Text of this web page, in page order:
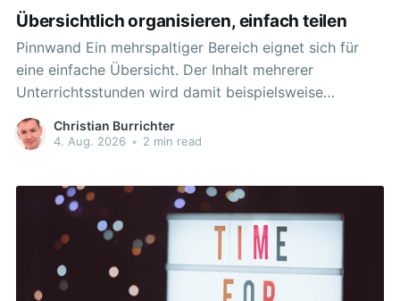
Übersichtlich organisieren, einfach teilen
Pinnwand Ein mehrspaltiger Bereich eignet sich für
eine einfache Übersicht. Der Inhalt mehrerer
Unterrichtsstunden wird damit beispielsweise
übersichtlich verfügbar. Aber auch zahlreiche
Materialien für eine Arbeitsphase lassen sich damit
mehrere Arbeitsaufträge parallel umzusetzen. Ab
sofort kann ein mehrspaltiger Bereich noch besser als
Christian Burrichter
4. Aug. 2026 • 2 min read